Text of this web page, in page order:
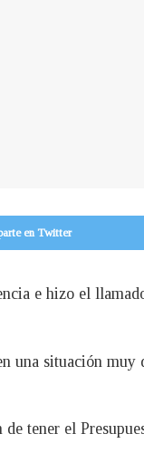
en Twitter
e hizo el
una situación
tener el